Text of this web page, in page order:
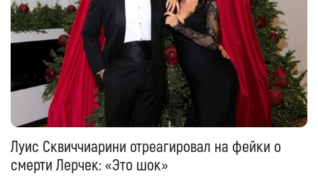
Луис Сквиччиарини отреагировал на фейки о
смерти Лерчек: «Это шок»